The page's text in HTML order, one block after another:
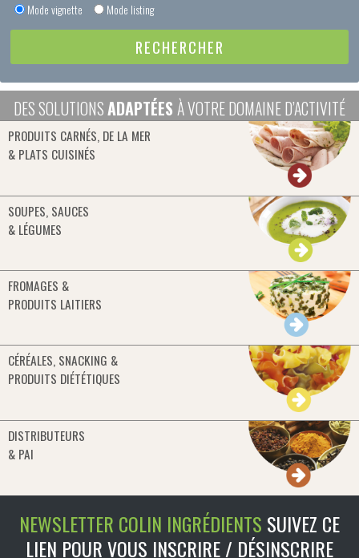
Mode vignette Mode listing
DES SOLUTIONSADAPTÉES À VOTRE DOMAINE D’ACTIVITÉ
PRODUITS CARNÉS, DE LA MER
& PLATS CUISINÉS
SOUPES, SAUCES
& LÉGUMES
FROMAGES &
PRODUITS LAITIERS
CÉRÉALES, SNACKING &
PRODUITS DIÉTÉTIQUES
DISTRIBUTEURS
& PAI
NEWSLETTER COLIN INGRÉDIENTS SUIVEZ CE
LIEN POUR VOUS INSCRIRE / DÉSINSCRIRE